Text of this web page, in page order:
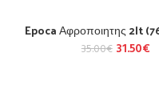
Epoca Αφροποιητης 2lt
35.00€ 31.50€